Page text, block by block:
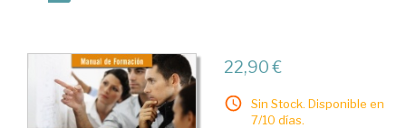
22,90 €
Sin Stock. Disponible en
7/10 días.